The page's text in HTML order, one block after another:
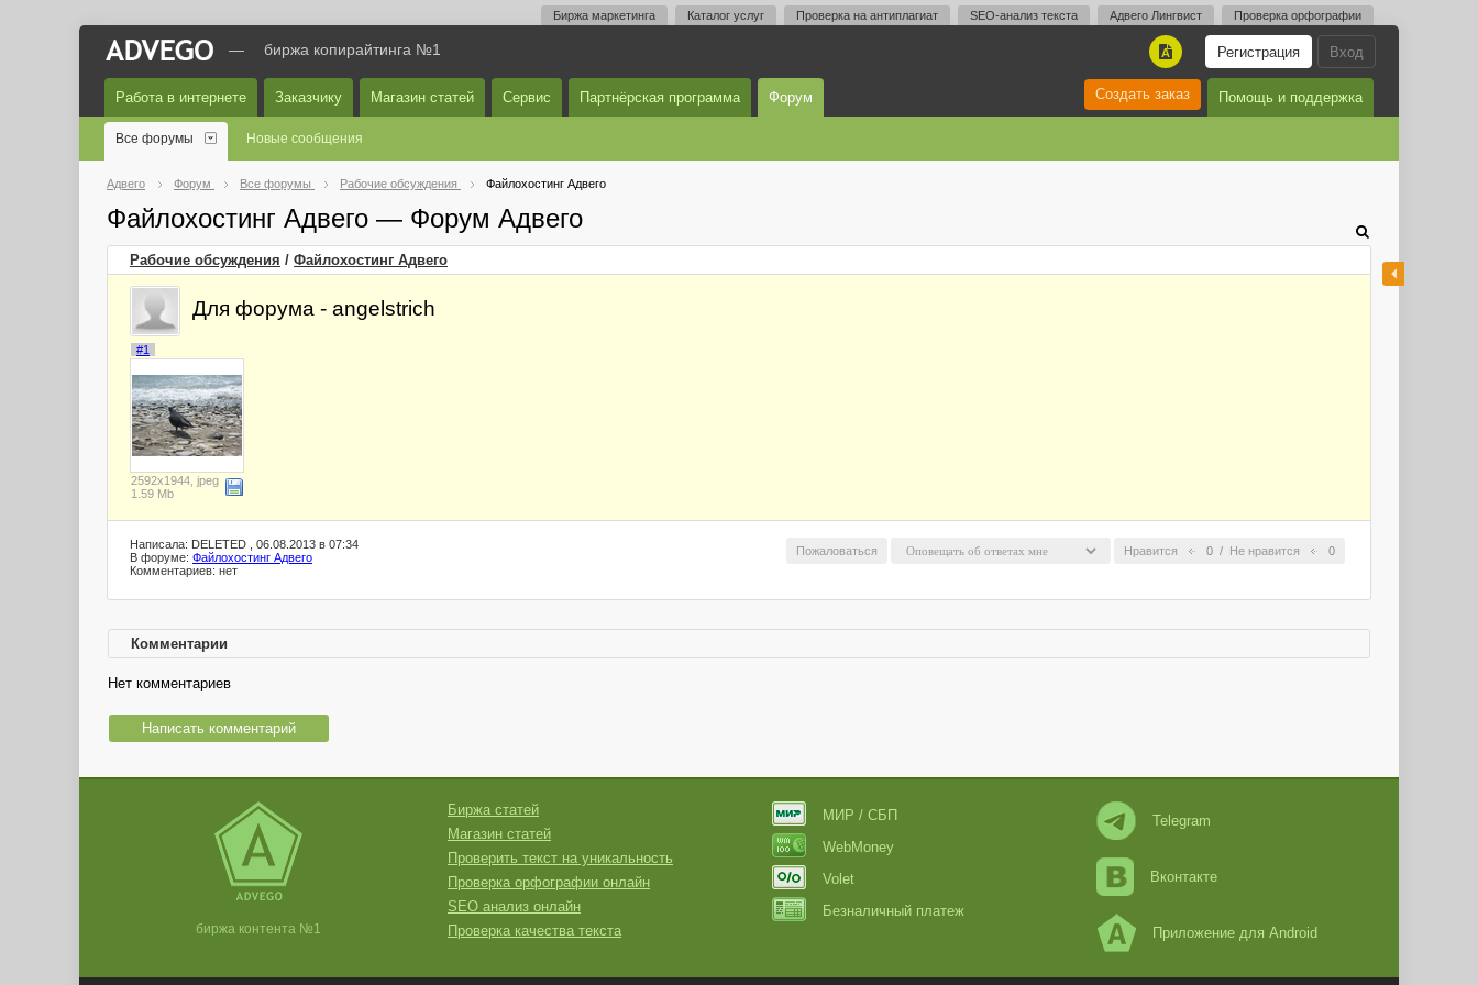
Биржа маркетинга Каталог услуг Проверка на антиплагиат SEO-анализ текста Адвего Лингвист Проверка орфографии
Вход
Регистрация
A
— биржа копирайтинга №1
Работа в интернете Заказчику Магазин статей Сервис Партнёрская программа Форум Помощь и поддержка
Создать заказ
Все форумы Новые сообщения
Адвего Форум Все форумы Рабочие обсуждения Файлохостинг Адвего
Файлохостинг Адвего — Форум Адвего
Рабочие обсуждения / Файлохостинг Адвего
Для форума - angelstrich
#1
2592x1944, jpeg
1.59 Mb
Нравится 0 / Не нравится 0
Пожаловаться
Написала: DELETED , 06.08.2013 в 07:34
В форуме: Файлохостинг Адвего
Комментариев: нет
Комментарии
Нет комментариев
Написать комментарий
биржа контента №1
Биржа статей
Магазин статей
Проверить текст на уникальность
Проверка орфографии онлайн
SEO анализ онлайн
Проверка качества текста
МИР / СБП
WebMoney
Volet
Безналичный платеж
Telegram
Вконтакте
Приложение для Android